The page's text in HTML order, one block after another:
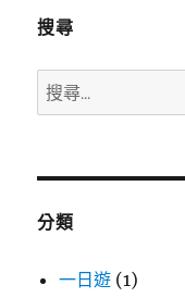
搜尋
搜
尋
鍵
分類
一日遊 (1)